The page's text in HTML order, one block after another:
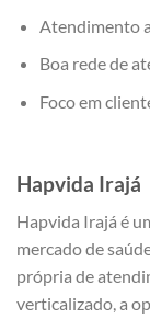
Atendimento
Boa rede de
Foco em
Hapvida Irajá
Hapvida Irajá é
mercado de
própria de
verticalizado, a